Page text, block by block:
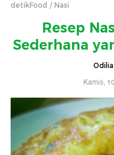
detikFood Nasi
Resep
Sederhana
Kamis,